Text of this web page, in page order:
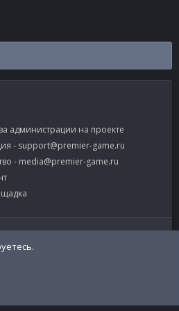
администрации на проекте
- support@premier-game.ru
- media@premier-game.ru